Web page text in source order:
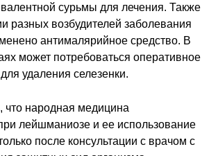
сурьмы для лечения. Также
разных возбудителей заболевания
антималярийное средство. В
может потребоваться оперативное
удаления селезенки.
что народная медицина
лейшманиозе и ее использование
после консультации с врачом с